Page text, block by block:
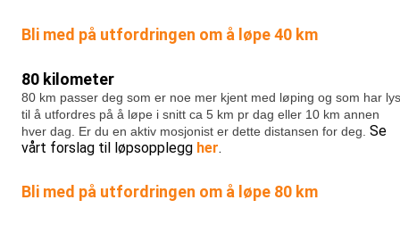
Bli med på utfordringen om å løpe 40 km
80 kilometer
80 km passer deg som er noe mer kjent med løping og som har
til å utfordres på å løpe i snitt ca 5 km pr dag eller 10 km annen
hver dag. Er du en aktiv mosjonist er dette distansen for deg. Se
vårt forslag til løpsopplegg her.
Bli med på utfordringen om å løpe 80 km